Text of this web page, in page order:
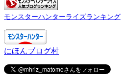
モンスターハンターライズランキング
にほんブログ村